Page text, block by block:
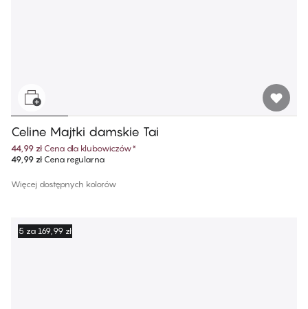
Celine Majtki damskie Tai
44,99 zł Cena dla klubowiczów*
49,99 złCena regularna
Więcej dostępnych kolorów
5 za 169,99 zł